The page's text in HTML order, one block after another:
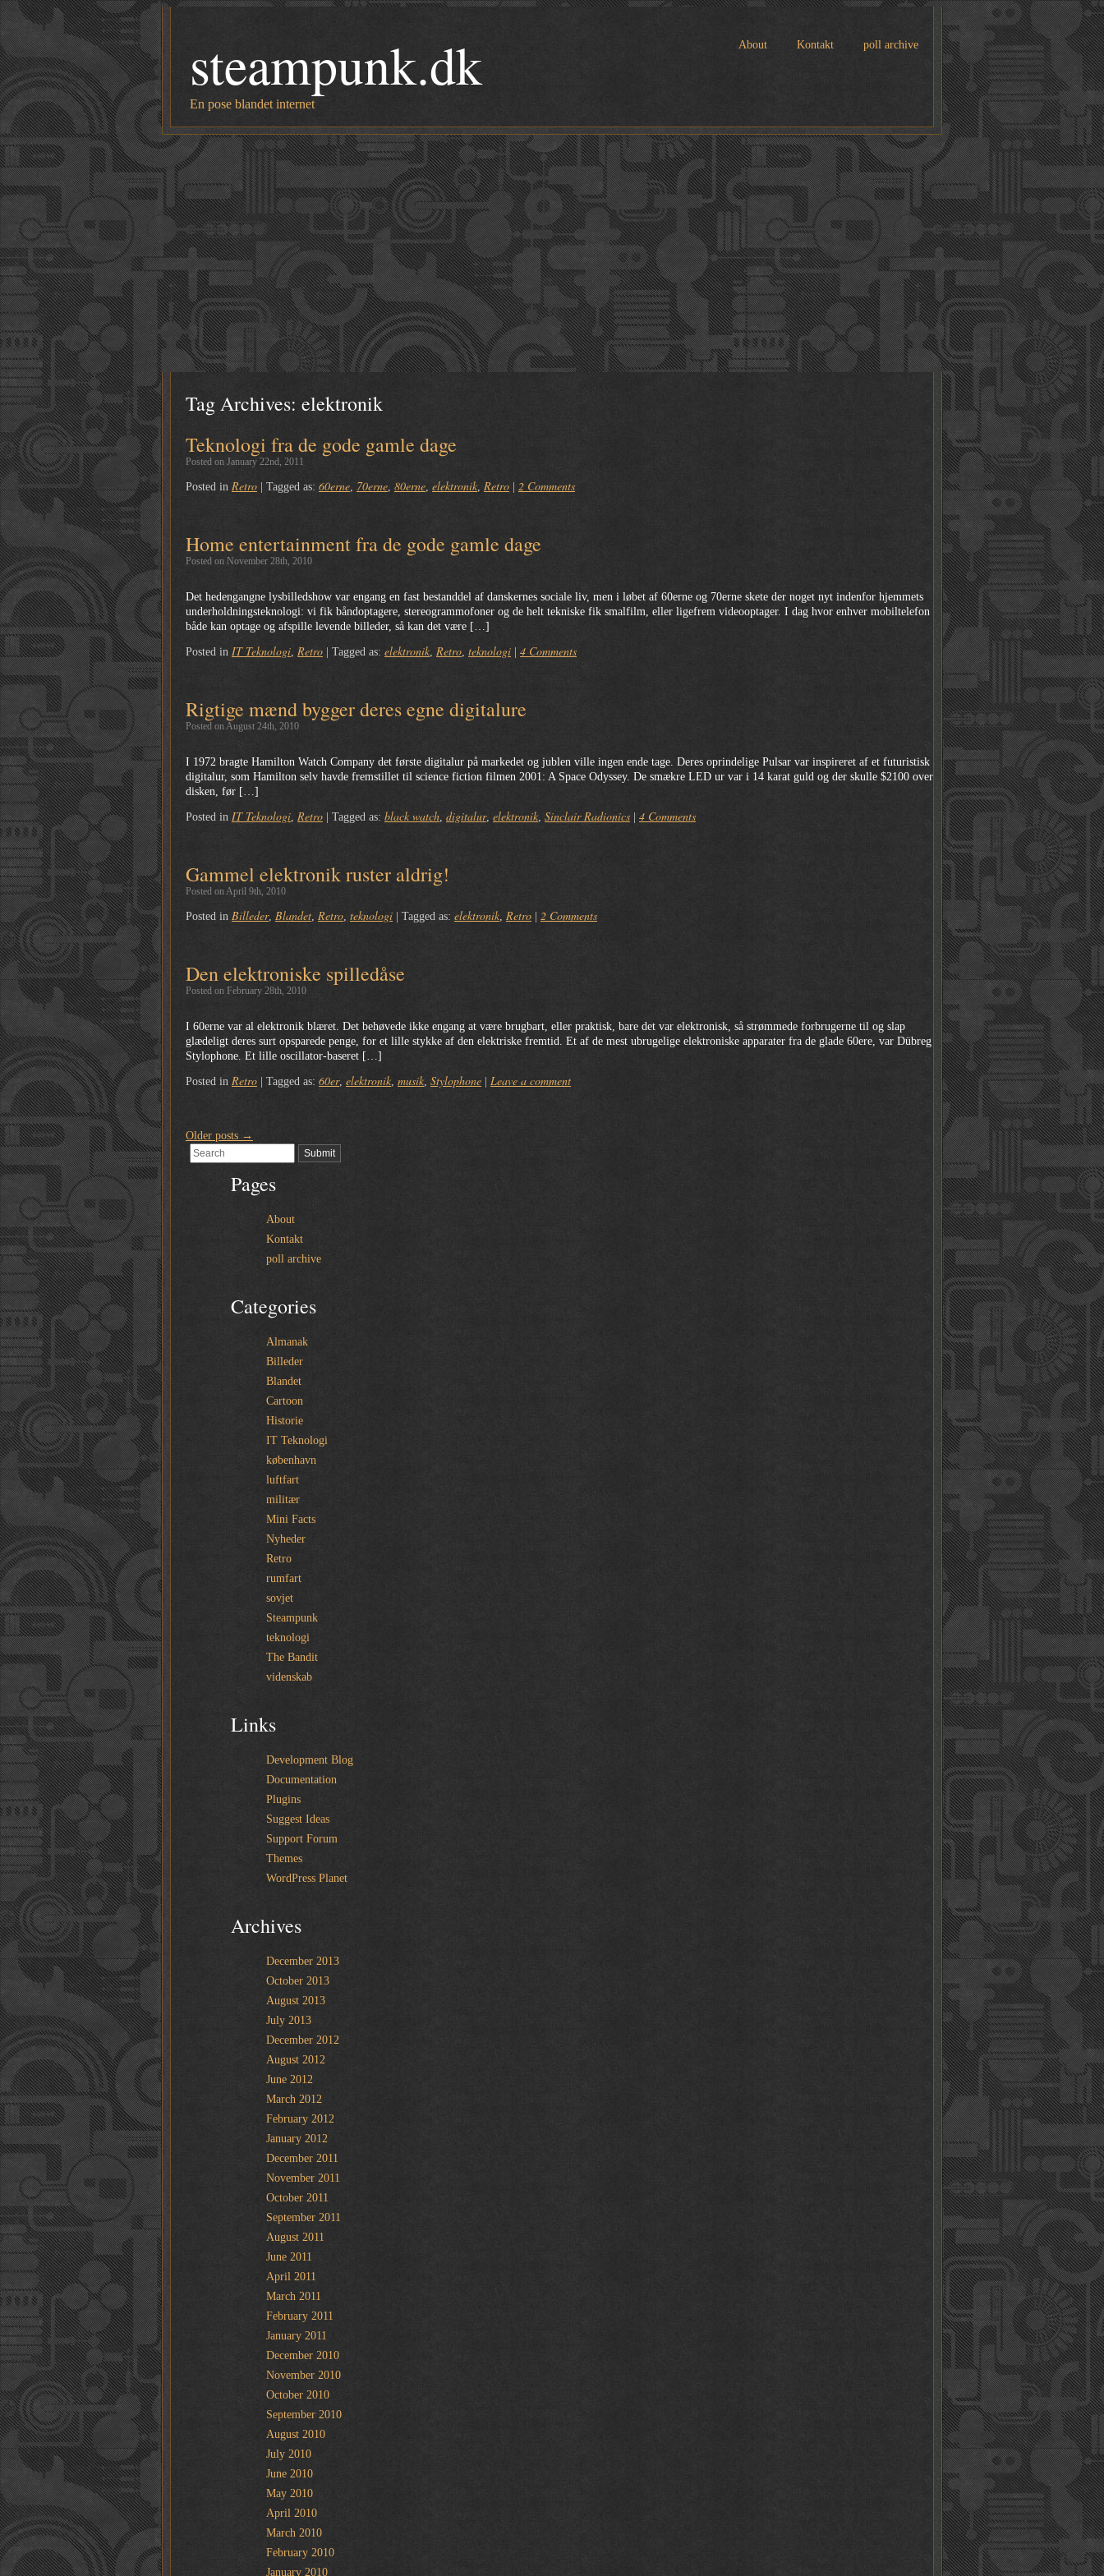
About Kontakt poll archive
steampunk.dk
En pose blandet internet
Tag Archives: elektronik
Teknologi fra de gode gamle dage
Posted on January 22nd, 2011
Posted in Retro Tagged as: 60erne, 70erne, 80erne, elektronik, Retro 2 Comments
Home entertainment fra de gode gamle dage
Posted on November 28th, 2010
Det hedengangne lysbilledshow var engang en fast bestanddel af danskernes sociale liv, men i løbet af 60erne og 70erne skete der noget nyt indenfor hjemmets
underholdningsteknologi: vi fik båndoptagere, stereogrammofoner og de helt tekniske fik smalfilm, eller ligefrem videooptager. I dag hvor enhver mobiltelefon
både kan optage og afspille levende billeder, så kan det være […]
Posted in IT Teknologi, Retro Tagged as: elektronik, Retro, teknologi 4 Comments
Rigtige mænd bygger deres egne digitalure
Posted on August 24th, 2010
I 1972 bragte Hamilton Watch Company det første digitalur på markedet og jublen ville ingen ende tage. Deres oprindelige Pulsar var inspireret af et futuristisk
digitalur, som Hamilton selv havde fremstillet til science fiction filmen 2001: A Space Odyssey. De smækre LED ur var i 14 karat guld og der skulle $2100 over
disken, før […]
Posted in IT Teknologi, Retro Tagged as: black watch, digitalur, elektronik, Sinclair Radionics 4 Comments
Gammel elektronik ruster aldrig!
Posted on April 9th, 2010
Posted in Billeder, Blandet, Retro, teknologi Tagged as: elektronik, Retro 2 Comments
Den elektroniske spilledåse
Posted on February 28th, 2010
I 60erne var al elektronik blæret. Det behøvede ikke engang at være brugbart, eller praktisk, bare det var elektronisk, så strømmede forbrugerne til og slap
glædeligt deres surt opsparede penge, for et lille stykke af den elektriske fremtid. Et af de mest ubrugelige elektroniske apparater fra de glade 60ere, var Dübreg
Stylophone. Et lille oscillator-baseret […]
Posted in Retro Tagged as: 60er, elektronik, musik, Stylophone Leave a comment
Older posts →
Pages
About
Kontakt
poll archive
Categories
Almanak
Billeder
Blandet
Cartoon
Historie
IT Teknologi
københavn
luftfart
militær
Mini Facts
Nyheder
Retro
rumfart
sovjet
Steampunk
teknologi
The Bandit
videnskab
Links
Development Blog
Documentation
Plugins
Suggest Ideas
Support Forum
Themes
WordPress Planet
Archives
December 2013
October 2013
August 2013
July 2013
December 2012
August 2012
June 2012
March 2012
February 2012
January 2012
December 2011
November 2011
October 2011
September 2011
August 2011
June 2011
April 2011
March 2011
February 2011
January 2011
December 2010
November 2010
October 2010
September 2010
August 2010
July 2010
June 2010
May 2010
April 2010
March 2010
February 2010
January 2010